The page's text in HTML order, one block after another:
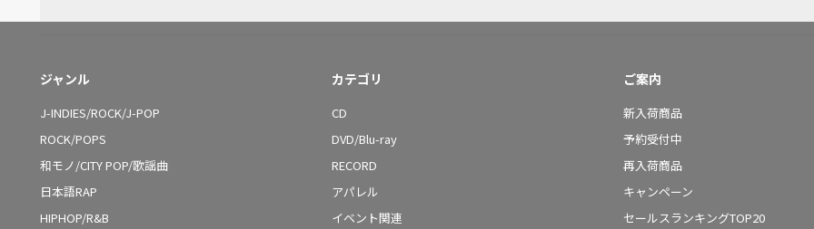
ジャンル
J-INDIES/ROCK/J-POP
ROCK/POPS
和モノ/CITY POP/歌謡曲
日本語RAP
HIPHOP/R&B
カテゴリ
CD
DVD/Blu-ray
RECORD
アパレル
イベント関連
ご案内
新入荷商品
予約受付中
再入荷商品
キャンペーン
セールスランキングTOP20